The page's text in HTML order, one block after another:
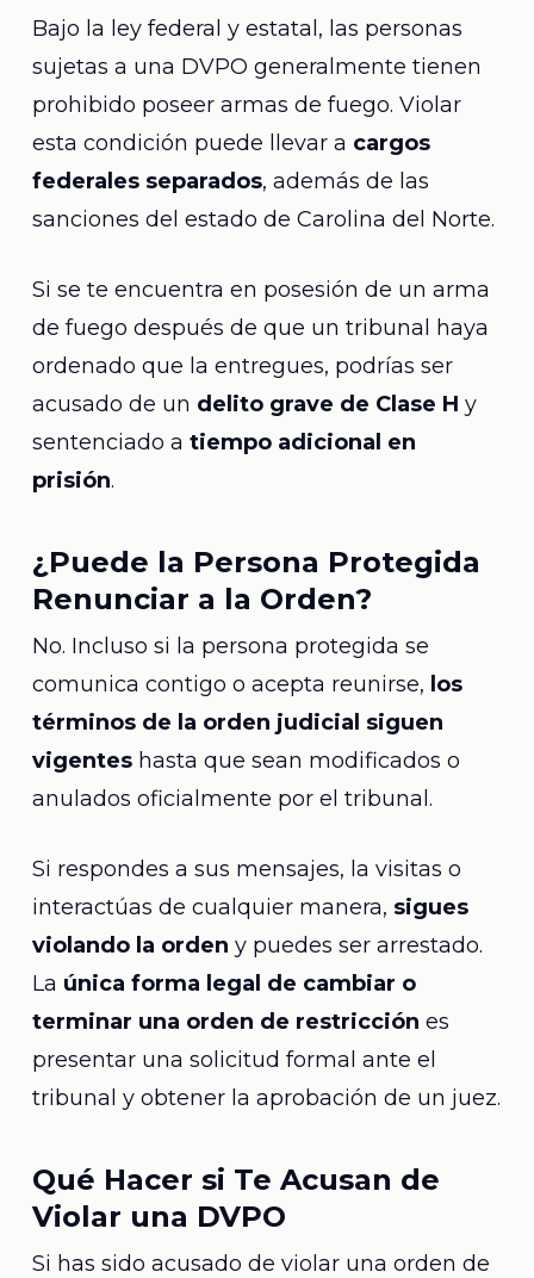
Bajo la ley federal y estatal, las personas
sujetas a una DVPO generalmente tienen
prohibido poseer armas de fuego. Violar
esta condición puede llevar a cargos
federales separados, además de las
sanciones del estado de Carolina del Norte.
Si se te encuentra en posesión de un arma
de fuego después de que un tribunal haya
ordenado que la entregues, podrías ser
acusado de un delito grave de Clase H y
sentenciado a tiempo adicional en
prisión.
¿Puede la Persona Protegida
Renunciar a la Orden?
No. Incluso si la persona protegida se
comunica contigo o acepta reunirse, los
términos de la orden judicial siguen
vigenteshasta que sean modificados o
anulados oficialmente por el tribunal.
Si respondes a sus mensajes, la visitas o
interactúas de cualquier manera, sigues
violando la orden y puedes ser arrestado.
La única forma legal de cambiar o
terminar una orden de restricción es
presentar una solicitud formal ante el
tribunal y obtener la aprobación de un juez.
Qué Hacer si Te Acusan de
Violar una DVPO
Si has sido acusado de violar una orden de